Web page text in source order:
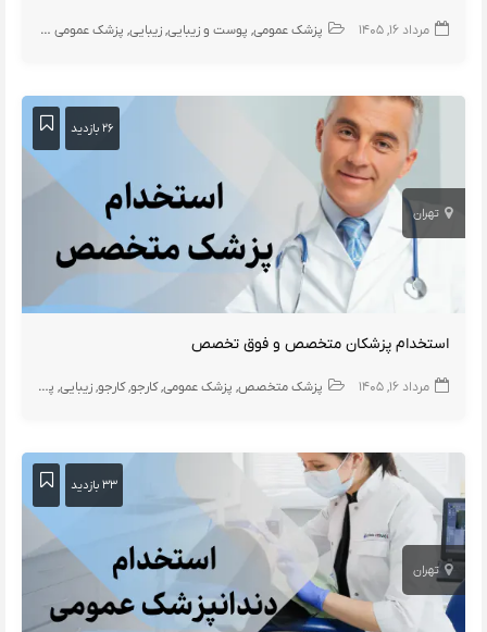
مرداد ۱۶, ۱۴۰۵ پزشک عمومی پوست و زیبایی زیبایی پزشک عمومی پوست
۲۶ بازدید
تهران
استخدام پزشکان متخصص و فوق تخصص
مرداد ۱۶, ۱۴۰۵ پزشک متخصص پزشک عمومی کارجو کارجو زیبایی پوست
۳۳ بازدید
تهران